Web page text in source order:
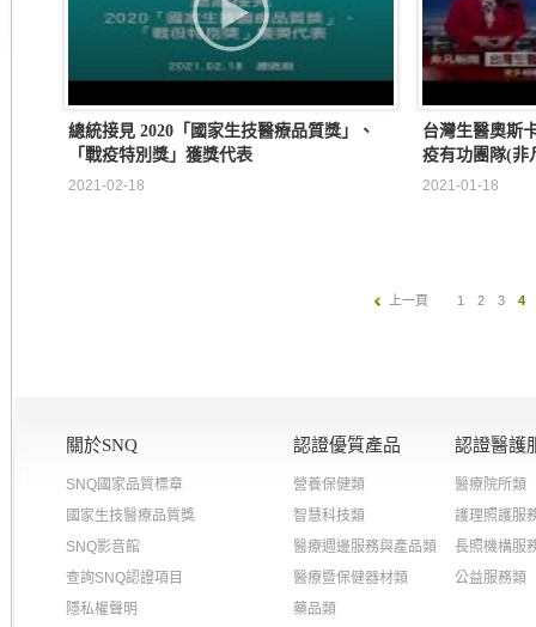
總統接見 2020「國家生技醫療品質獎」、
「戰疫特別獎」獲獎代表
2021-02-18
台灣生醫奧斯
疫有功團隊(非
2021-01-18
上一頁 1 2 3
關於SNQ
SNQ國家品質標章
國家生技醫療品質獎
SNQ影音館
查詢SNQ認證項目
隱私權聲明
認證優質產品
營養保健類
智慧科技類
醫療週邊服務與產品類
醫療暨保健器材類
藥品類
認證醫護
醫療院所類
護理照護服
長照機構服
公益服務類